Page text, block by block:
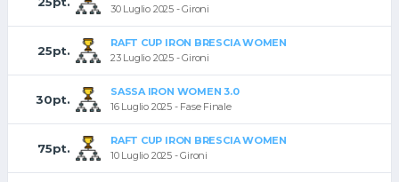
30 Luglio 2025 - Gironi
25pt.
RAFT CUP IRON BRESCIA WOMEN
23 Luglio 2025 - Gironi
30pt.
SASSA IRON WOMEN 3.0
16 Luglio 2025 - Fase Finale
75pt.
RAFT CUP IRON BRESCIA WOMEN
10 Luglio 2025 - Gironi